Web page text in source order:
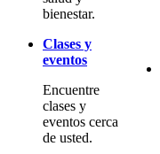
bienestar.
Clases y
eventos
Encuentre
clases y
eventos cerca
de usted.